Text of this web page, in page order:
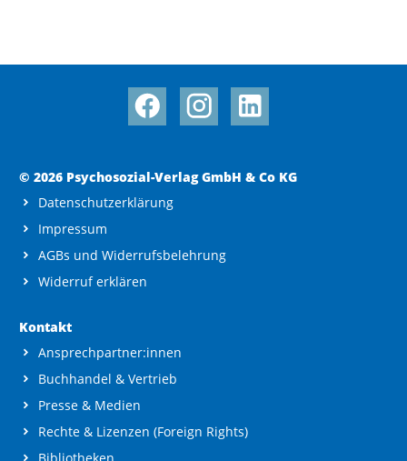
© 2026 Psychosozial-Verlag GmbH & Co KG
Datenschutzerklärung
Impressum
AGBs und Widerrufsbelehrung
Widerruf erklären
Kontakt
Ansprechpartner:innen
Buchhandel & Vertrieb
Presse & Medien
Rechte & Lizenzen (Foreign Rights)
Bibliotheken